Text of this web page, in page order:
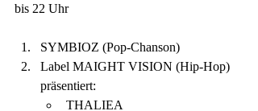
bis 22 Uhr
SYMBIOZ (Pop-Chanson)
Label MAIGHT VISION (Hip-Hop)
präsentiert:
THALIEA